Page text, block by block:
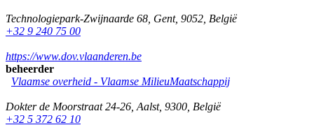
Technologiepark-Zwijnaarde 68 Gent, 9052 België
+32 9 240 75 00
https://www.dov.vlaanderen.be
beheerder
Vlaamse overheid - Vlaamse MilieuMaatschappij
Dokter de Moorstraat 24-26 Aalst, 9300 België
+32 5 372 62 10